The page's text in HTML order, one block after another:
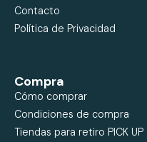
Contacto
Política de Privacidad
Compra
Cómo comprar
Condiciones de compra
Tiendas para retiro PICK UP